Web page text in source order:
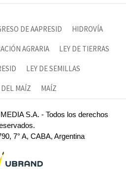
DE AAPRESID HIDROVÍA
AGRARIA LEY DE TIERRAS
LEY DE SEMILLAS
MAÍZ MAÍZ
S.A. - Todos los derechos
7° A, CABA, Argentina